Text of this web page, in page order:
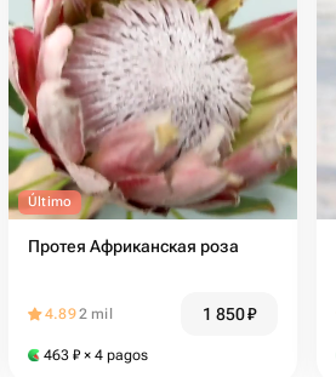
Último
Протея Африканская роза
4.892 mil 1 850₽
463 ₽ × 4 pagos